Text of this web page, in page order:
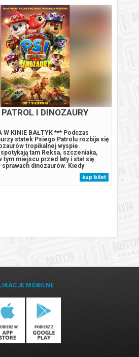
I DINOZAURY
W KINIE BAŁTYK *** Podczas
statek Psiego Patrolu rozbija się
tropikalnej wyspie.
tam Reksa, szczeniaka,
tym miejscu przed laty i stał się
dinozaurów. Kiedy
rywal Psiego Patrolu, zaczyna
eksploatować zasoby naturalne
do wybuchu ogromnego,
kup bilet
MOBILNE